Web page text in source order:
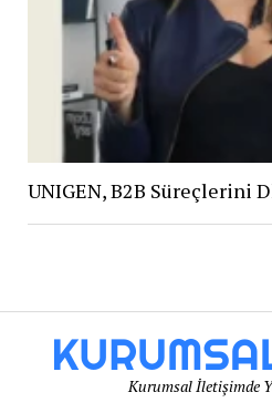
UNIGEN, B2B Süreçlerini
Kurumsal İletişimde